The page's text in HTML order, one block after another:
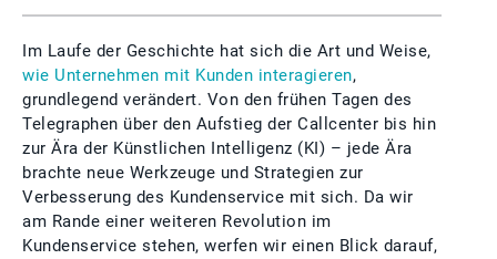
Im Laufe der Geschichte hat sich die Art und Weise,
wie Unternehmen mit Kunden interagieren,
grundlegend verändert. Von den frühen Tagen des
Telegraphen über den Aufstieg der Callcenter bis hin
zur Ära der Künstlichen Intelligenz (KI) – jede Ära
brachte neue Werkzeuge und Strategien zur
Verbesserung des Kundenservice mit sich. Da wir
am Rande einer weiteren Revolution im
Kundenservice stehen, werfen wir einen Blick darauf,